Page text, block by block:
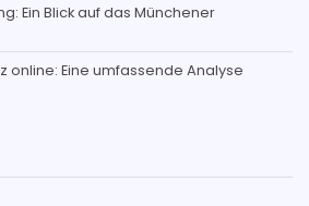
Ein Blick auf das Münchener
online: Eine umfassende Analyse